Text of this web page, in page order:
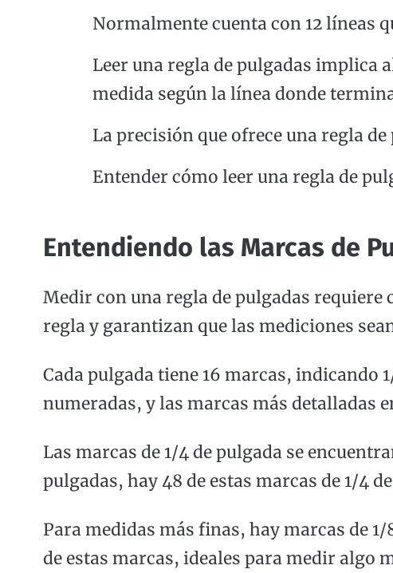
Normalmente cuenta con 12 líneas
Leer una regla de pulgadas implica
medida según la línea donde
La precisión que ofrece una regla
Entender cómo leer una regla de
Entendiendo las Marcas de
Medir con una regla de pulgadas requiere
regla y garantizan que las mediciones
Cada pulgada tiene 16 marcas, indicando
numeradas, y las marcas más detalladas
Las marcas de 1/4 de pulgada se
pulgadas, hay 48 de estas marcas de 1/4
Para medidas más finas, hay marcas de
de estas marcas, ideales para medir algo